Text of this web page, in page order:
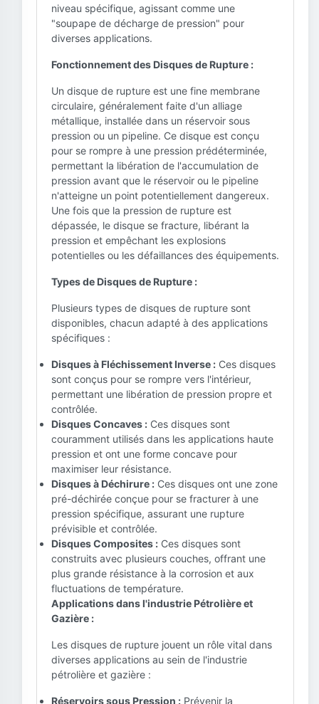
niveau spécifique, agissant comme une
"soupape de décharge de pression" pour
diverses applications.
Fonctionnement des Disques de Rupture :
Un disque de rupture est une fine membrane
circulaire, généralement faite d'un alliage
métallique, installée dans un réservoir sous
pression ou un pipeline. Ce disque est conçu
pour se rompre à une pression prédéterminée,
permettant la libération de l'accumulation de
pression avant que le réservoir ou le pipeline
n'atteigne un point potentiellement dangereux.
Une fois que la pression de rupture est
dépassée, le disque se fracture, libérant la
pression et empêchant les explosions
potentielles ou les défaillances des équipements.
Types de Disques de Rupture :
Plusieurs types de disques de rupture sont
disponibles, chacun adapté à des applications
spécifiques :
Disques à Fléchissement Inverse : Ces disques
sont conçus pour se rompre vers l'intérieur,
permettant une libération de pression propre et
contrôlée.
Disques Concaves : Ces disques sont
couramment utilisés dans les applications haute
pression et ont une forme concave pour
maximiser leur résistance.
Disques à Déchirure : Ces disques ont une zone
pré-déchirée conçue pour se fracturer à une
pression spécifique, assurant une rupture
prévisible et contrôlée.
Disques Composites : Ces disques sont
construits avec plusieurs couches, offrant une
plus grande résistance à la corrosion et aux
fluctuations de température.
Applications dans l'industrie Pétrolière et
Gazière :
Les disques de rupture jouent un rôle vital dans
diverses applications au sein de l'industrie
pétrolière et gazière :
Réservoirs sous Pression : Prévenir la